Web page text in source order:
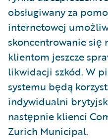
obsługiwany za
internetowej
skoncentrowanie się
klientom jeszcze
likwidacji szkód. W
systemu będą
indywidualni
następnie klienci
Zurich Municipal.